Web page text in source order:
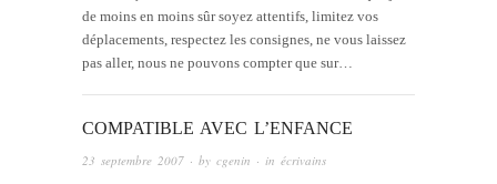
de moins en moins sûr soyez attentifs, limitez vos
déplacements, respectez les consignes, ne vous laissez
pas aller, nous ne pouvons compter que sur…
COMPATIBLE AVEC L’ENFANCE
23 septembre 2007 · by cgenin · in écrivains